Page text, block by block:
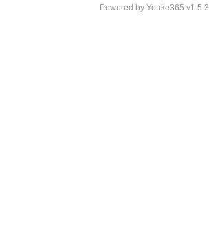
Powered by Youke365 v1.5.3